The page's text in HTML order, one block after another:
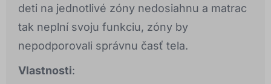
deti na jednotlivé zóny nedosiahnu a matrac
tak neplní svoju funkciu, zóny by
nepodporovali správnu časť tela.
Vlastnosti: